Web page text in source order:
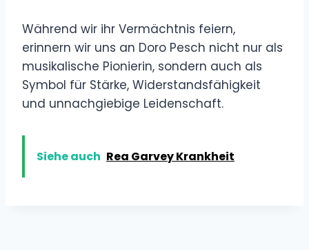
Während wir ihr Vermächtnis feiern,
erinnern wir uns an Doro Pesch nicht nur als
musikalische Pionierin, sondern auch als
Symbol für Stärke, Widerstandsfähigkeit
und unnachgiebige Leidenschaft.
Siehe auch Rea Garvey Krankheit